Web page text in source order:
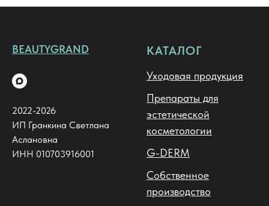
BEAUTYGRAND
2022-2026
ИП Гранкина Светлана
Аслановна
ИНН 010703916001
КАТАЛОГ
Уходовая продукция
Препараты для
эстетической
косметологии
G-DERM
Собственное
производство